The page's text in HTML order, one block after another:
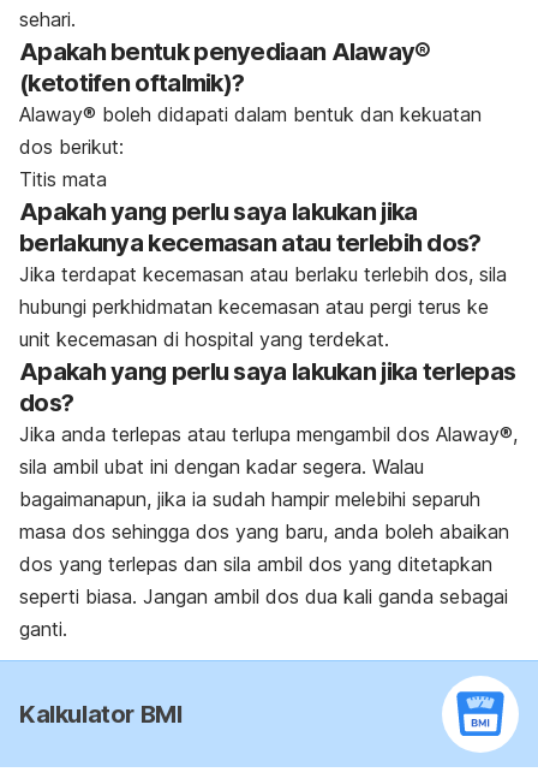
sehari.
Apakah bentuk penyediaan Alaway®
(ketotifen oftalmik)?
Alaway® boleh didapati dalam bentuk dan kekuatan
dos berikut:
Titis mata
Apakah yang perlu saya lakukan jika
berlakunya kecemasan atau terlebih dos?
Jika terdapat kecemasan atau berlaku terlebih dos, sila
hubungi perkhidmatan kecemasan atau pergi terus ke
unit kecemasan di hospital yang terdekat.
Apakah yang perlu saya lakukan jika terlepas
dos?
Jika anda terlepas atau terlupa mengambil dos Alaway®,
sila ambil ubat ini dengan kadar segera. Walau
bagaimanapun, jika ia sudah hampir melebihi separuh
masa dos sehingga dos yang baru, anda boleh abaikan
dos yang terlepas dan sila ambil dos yang ditetapkan
seperti biasa. Jangan ambil dos dua kali ganda sebagai
ganti.
Kalkulator BMI